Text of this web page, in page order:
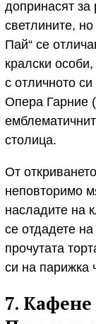
допринасят за
светлините,
Пай“ се
кралски
с отличното
Опера Гарние
столица.
От
неповторимо
насладите на
се отдадете
прочутата
си на парижка
7.